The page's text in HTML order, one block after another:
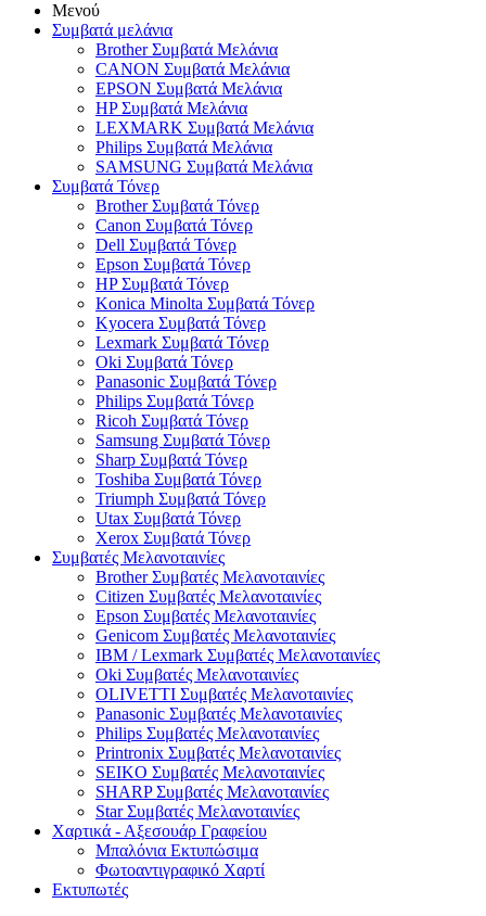
Μενού
Συμβατά μελάνια
Brother Συμβατά Μελάνια
CANON Συμβατά Μελάνια
EPSON Συμβατά Μελάνια
HP Συμβατά Μελάνια
LEXMARK Συμβατά Μελάνια
Philips Συμβατά Μελάνια
SAMSUNG Συμβατά Μελάνια
Συμβατά Τόνερ
Brother Συμβατά Τόνερ
Canon Συμβατά Τόνερ
Dell Συμβατά Τόνερ
Epson Συμβατά Τόνερ
HP Συμβατά Τόνερ
Konica Minolta Συμβατά Τόνερ
Kyocera Συμβατά Τόνερ
Lexmark Συμβατά Τόνερ
Oki Συμβατά Τόνερ
Panasonic Συμβατά Τόνερ
Philips Συμβατά Τόνερ
Ricoh Συμβατά Τόνερ
Samsung Συμβατά Τόνερ
Sharp Συμβατά Τόνερ
Toshiba Συμβατά Τόνερ
Triumph Συμβατά Τόνερ
Utax Συμβατά Τόνερ
Xerox Συμβατά Τόνερ
Συμβατές Μελανοταινίες
Brother Συμβατές Μελανοταινίες
Citizen Συμβατές Μελανοταινίες
Epson Συμβατές Μελανοταινίες
Genicom Συμβατές Μελανοταινίες
IBM / Lexmark Συμβατές Μελανοταινίες
Oki Συμβατές Μελανοταινίες
OLIVETTI Συμβατές Μελανοταινίες
Panasonic Συμβατές Μελανοταινίες
Philips Συμβατές Μελανοταινίες
Printronix Συμβατές Μελανοταινίες
SEIKO Συμβατές Μελανοταινίες
SHARP Συμβατές Μελανοταινίες
Star Συμβατές Μελανοταινίες
Χαρτικά - Αξεσουάρ Γραφείου
Μπαλόνια Εκτυπώσιμα
Φωτοαντιγραφικό Χαρτί
Εκτυπωτές